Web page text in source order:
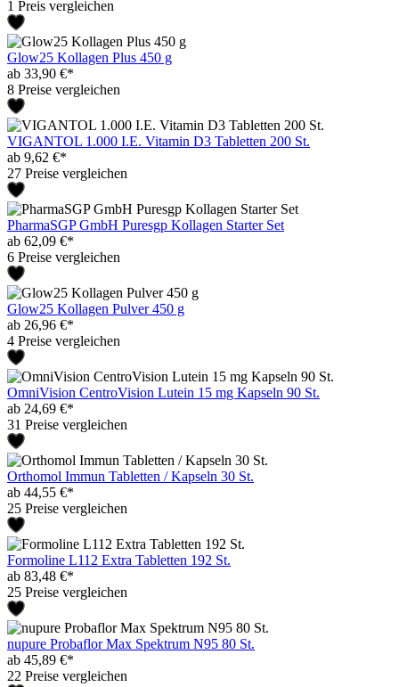
1 Preis vergleichen
Glow25 Kollagen Plus 450 g
ab 33,90 €*
8 Preise vergleichen
VIGANTOL 1.000 I.E. Vitamin D3 Tabletten 200 St.
ab 9,62 €*
27 Preise vergleichen
PharmaSGP GmbH Puresgp Kollagen Starter Set
ab 62,09 €*
6 Preise vergleichen
Glow25 Kollagen Pulver 450 g
ab 26,96 €*
4 Preise vergleichen
OmniVision CentroVision Lutein 15 mg Kapseln 90 St.
ab 24,69 €*
31 Preise vergleichen
Orthomol Immun Tabletten / Kapseln 30 St.
ab 44,55 €*
25 Preise vergleichen
Formoline L112 Extra Tabletten 192 St.
ab 83,48 €*
25 Preise vergleichen
nupure Probaflor Max Spektrum N95 80 St.
ab 45,89 €*
22 Preise vergleichen